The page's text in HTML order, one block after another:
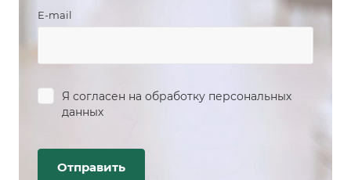
E-mail
Я согласен на обработку персональных
данных